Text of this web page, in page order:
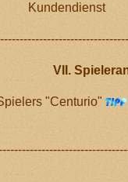
Kundendienst
"Centurio"